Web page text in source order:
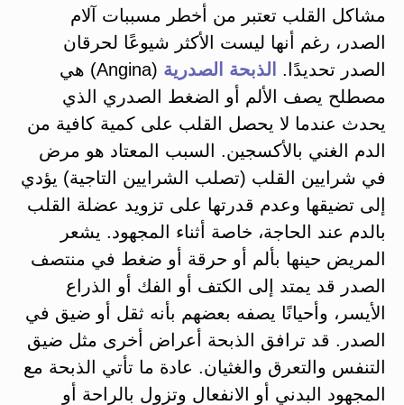
مشاكل القلب تعتبر من أخطر مسببات آلام
الصدر، رغم أنها ليست الأكثر شيوعًا لحرقان
الصدر تحديدًا.
الذبحة الصدرية
(Angina) هي
مصطلح يصف الألم أو الضغط الصدري الذي
يحدث عندما لا يحصل القلب على كمية كافية من
الدم الغني بالأكسجين​. السبب المعتاد هو مرض
في شرايين القلب (تصلب الشرايين التاجية) يؤدي
إلى تضيقها وعدم قدرتها على تزويد عضلة القلب
بالدم عند الحاجة، خاصة أثناء المجهود. يشعر
المريض حينها بألم أو حرقة أو ضغط في منتصف
الصدر قد يمتد إلى الكتف أو الفك أو الذراع
الأيسر، وأحيانًا يصفه بعضهم بأنه ثقل أو ضيق في
الصدر​. قد ترافق الذبحة أعراض أخرى مثل ضيق
التنفس والتعرق والغثيان. عادة ما تأتي الذبحة مع
المجهود البدني أو الانفعال وتزول بالراحة أو